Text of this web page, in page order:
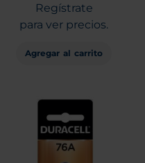
Regístrate
para ver precios.
Agregar al carrito